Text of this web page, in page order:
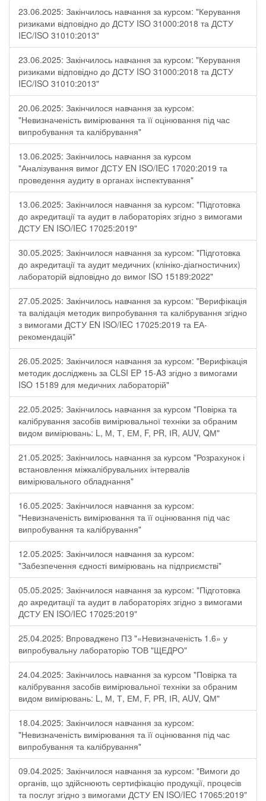
23.06.2025: Закінчилось навчання за курсом: "Керування
ризиками відповідно до ДСТУ ISO 31000:2018 та ДСТУ
IEC/ISO 31010:2013"
23.06.2025: Закінчилось навчання за курсом: "Керування
ризиками відповідно до ДСТУ ISO 31000:2018 та ДСТУ
IEC/ISO 31010:2013"
20.06.2025: Закінчилося навчання за курсом:
"Невизначеність вимірювання та її оцінювання під час
випробування та калібрування"
13.06.2025: Закінчилось навчання за курсом
"Аналізування вимог ДСТУ EN ISO/IEC 17020:2019 та
проведення аудиту в органах інспектування"
13.06.2025: Закінчилося навчання за курсом: "Підготовка
до акредитації та аудит в лабораторіях згідно з вимогами
ДСТУ EN ISO/IEC 17025:2019"
30.05.2025: Закінчилося навчання за курсом: "Підготовка
до акредитації та аудит медичних (клініко-діагностичних)
лабораторій відповідно до вимог ISO 15189:2022"
27.05.2025: Закінчилось навчання за курсом: "Верифікація
та валідація методик випробування та калібрування згідно
з вимогами ДСТУ EN ISO/IEC 17025:2019 та ЕА-
рекомендацій"
26.05.2025: Закінчилося навчання за курсом: "Верифікація
методик досліджень за CLSI EP 15-A3 згідно з вимогами
ISO 15189 для медичних лабораторій"
22.05.2025: Закінчилось навчання за курсом "Повірка та
калібрування засобів вимірювальної техніки за обраним
видом вимірювань: L, М, Т, ЕМ, F, РR, ІR, АUV, QМ"
21.05.2025: Закінчилось навчання за курсом "Розрахунок і
встановлення міжкалібрувальних інтервалів
вимірювального обладнання"
16.05.2025: Закінчилося навчання за курсом:
"Невизначеність вимірювання та її оцінювання під час
випробування та калібрування"
12.05.2025: Закінчилося навчання за курсом:
"Забезпечення єдності вимірювань на підприємстві"
05.05.2025: Закінчилося навчання за курсом: "Підготовка
до акредитації та аудит в лабораторіях згідно з вимогами
ДСТУ EN ISO/IEC 17025:2019"
25.04.2025: Впроваджено ПЗ "«Невизначеність 1.6» у
випробувальну лабораторію ТОВ "ЩЕДРО"
24.04.2025: Закінчилось навчання за курсом "Повірка та
калібрування засобів вимірювальної техніки за обраним
видом вимірювань: L, М, Т, ЕМ, F, РR, ІR, АUV, QМ"
18.04.2025: Закінчилося навчання за курсом:
"Невизначеність вимірювання та її оцінювання під час
випробування та калібрування"
09.04.2025: Закінчилося навчання за курсом: "Вимоги до
органів, що здійснюють сертифікацію продукції, процесів
та послуг згідно з вимогами ДСТУ EN ISO/IEC 17065:2019"